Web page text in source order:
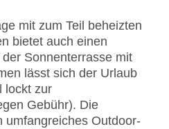
mit zum Teil beheizten
bietet auch einen
Sonnenterrasse mit
lässt sich der Urlaub
lockt zur
Gebühr). Die
umfangreiches Outdoor-